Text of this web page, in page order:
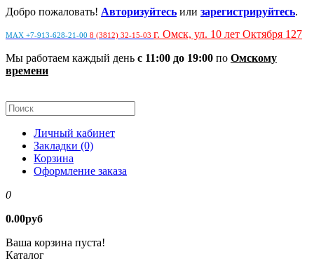
Добро пожаловать! Авторизуйтесь или зарегистрируйтесь.
MAX +7-913-628-21-00 8 (3812) 32-15-03 г. Омск, ул. 10 лет Октября 127
Мы работаем каждый день с 11:00 до 19:00 по Омскому
времени
Личный кабинет
Закладки (0)
Корзина
Оформление заказа
0
0.00руб
Ваша корзина пуста!
Каталог